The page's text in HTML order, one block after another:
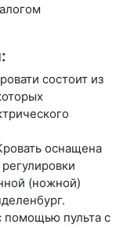
состоит из
оснащена
(ножной)
помощью пульта с